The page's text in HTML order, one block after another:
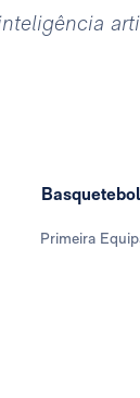
Basquetebol
Primeira